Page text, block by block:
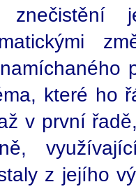
znečistění
které ho
v první
z jejího